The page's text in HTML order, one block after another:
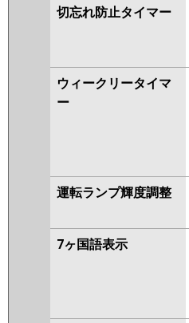
切忘れ防止タイマー
ウィークリータイマ
ー
運転ランプ輝度調整
7ヶ国語表示